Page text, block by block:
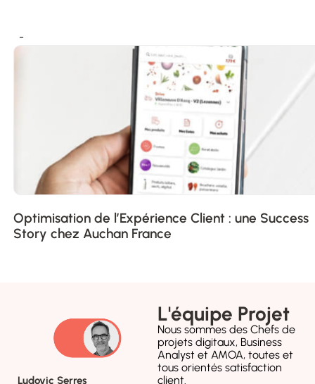
Optimisation de l’Expérience Client : une Success
Story chez Auchan France
Ludovic Serres
L'équipe Projet​
Nous sommes des Chefs de
projets digitaux, Business
Analyst et AMOA, toutes et
tous orientés satisfaction
client.